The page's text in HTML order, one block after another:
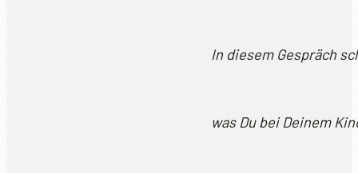
In diesem Gespräch
was Du bei Deinem